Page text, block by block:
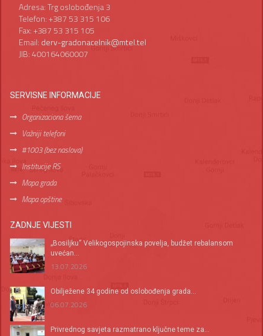
Adresa: Trg oslobođenja 3
Telefon: +387 53 315 106
Fax: +387 53 315 105
Email: derv-gradonacelnik@mtel.tel
JIB: 400164060007
SERVISNE INFORMACIJE
Organizaciona šema
Važniji telefoni
#1003 (bez naslova)
Institucije RS
Mapa grada
Mapa opštine
ZADNJE VIJESTI
„Bosiljku“ Velikogospojinska povelja, budžet rebalansom
uvećan...
13.07.2026
Оbilježene 34 godine od oslobođenja grada...
06.07.2026
Privrednog savjeta razmatrano ključne teme za...